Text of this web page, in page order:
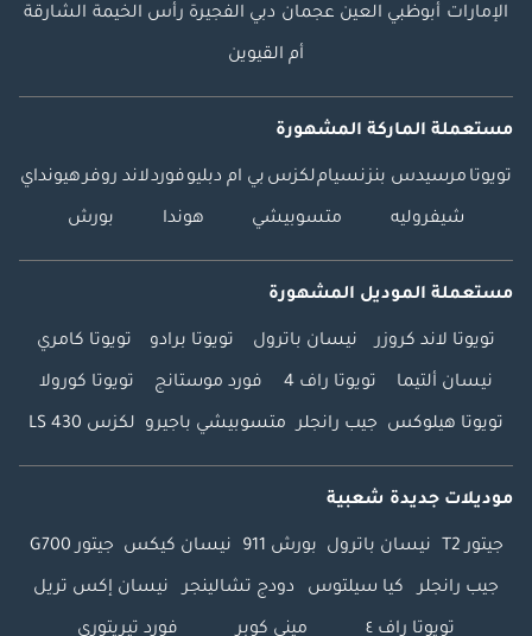
الإمارات أبوظبي العين عجمان دبي الفجيرة رأس الخيمة الشارقة
أم القيوين
مستعملة الماركة المشهورة
تويوتا مرسيدس بنزنسياملكزس بي ام دبليوفوردلاند روفرهيونداي
شيفروليه متسوبيشي هوندا بورش
مستعملة الموديل المشهورة
تويوتا لاند كروزر نيسان باترول تويوتا برادو تويوتا كامري
نيسان ألتيما تويوتا راف 4 فورد موستانج تويوتا كورولا
تويوتا هيلوكس جيب رانجلر متسوبيشي باجيرو لكزس LS 430
موديلات جديدة شعبية
جيتور T2 نيسان باترول بورش 911 نيسان كيكس جيتور G700
جيب رانجلر كيا سيلتوس دودج تشالينجر نيسان إكس تريل
تويوتا راف ٤ ميني كوبر فورد تيريتوري